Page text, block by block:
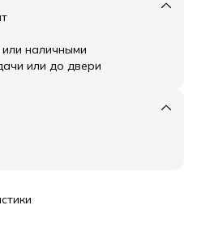
наличными
или до двери